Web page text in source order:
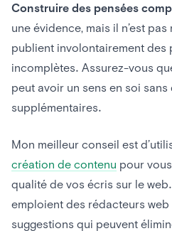
Construire des pensées
une évidence, mais il n’est
publient involontairement des
incomplètes. Assurez-vous
peut avoir un sens en soi
supplémentaires.
Mon meilleur conseil est
création de contenu pour
qualité de vos écris sur le
emploient des rédacteurs
suggestions qui peuvent